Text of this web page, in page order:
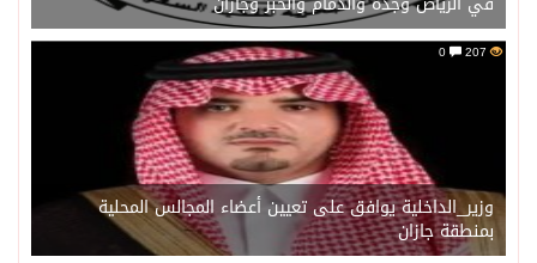
207
وزير_الداخلية يوافق على تعيين أعضاء المجالس المحلية
بمنطقة جازان